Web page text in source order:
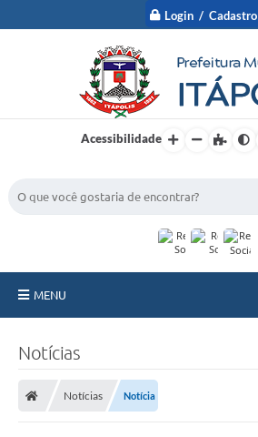
Login / Cadastro
Acessibilidade
MENU
Notícias
Notícias Notícia